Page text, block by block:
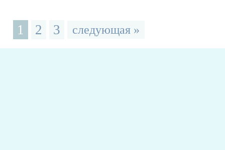
1 2 3 следующая »